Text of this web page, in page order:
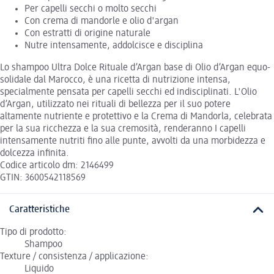
Per capelli secchi o molto secchi
Con crema di mandorle e olio d'argan
Con estratti di origine naturale
Nutre intensamente, addolcisce e disciplina
Lo shampoo Ultra Dolce Rituale d’Argan base di Olio d’Argan equo-
solidale dal Marocco, è una ricetta di nutrizione intensa,
specialmente pensata per capelli secchi ed indisciplinati. L'Olio
d’Argan, utilizzato nei rituali di bellezza per il suo potere
altamente nutriente e protettivo e la Crema di Mandorla, celebrata
per la sua ricchezza e la sua cremosità, renderanno I capelli
intensamente nutriti fino alle punte, avvolti da una morbidezza e
dolcezza infinita.
Codice articolo dm: 2146499
GTIN: 3600542118569
Caratteristiche
Tipo di prodotto:
Shampoo
Texture / consistenza / applicazione:
Liquido